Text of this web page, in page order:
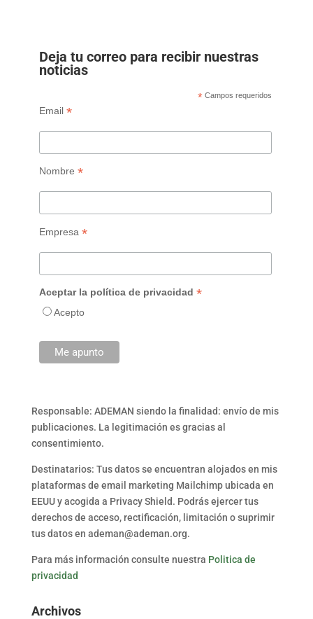
Deja tu correo para recibir nuestras
noticias
* Campos requeridos
Email *
Nombre *
Empresa *
Aceptar la política de privacidad *
Acepto
Responsable: ADEMAN siendo la finalidad: envío de mis
publicaciones. La legitimación es gracias al
consentimiento.
Destinatarios: Tus datos se encuentran alojados en mis
plataformas de email marketing Mailchimp ubicada en
EEUU y acogida a Privacy Shield. Podrás ejercer tus
derechos de acceso, rectificación, limitación o suprimir
tus datos en ademan@ademan.org.
Para más información consulte nuestra Politica de
privacidad
Archivos